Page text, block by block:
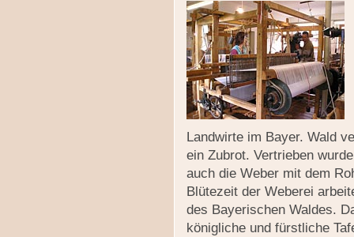
Landwirte im Bayer. Wald
ein Zubrot. Vertrieben
auch die Weber mit dem
Blütezeit der Weberei
des Bayerischen Waldes.
königliche und fürstliche